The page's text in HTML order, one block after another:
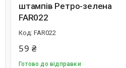
штампів Ретро-зелена
FAR022
FAR022
59 ₴
Готово до відправки